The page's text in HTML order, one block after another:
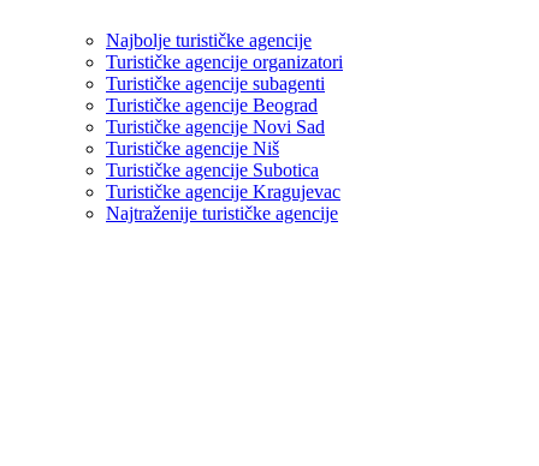
Najbolje turističke agencije
Turističke agencije organizatori
Turističke agencije subagenti
Turističke agencije Beograd
Turističke agencije Novi Sad
Turističke agencije Niš
Turističke agencije Subotica
Turističke agencije Kragujevac
Najtraženije turističke agencije